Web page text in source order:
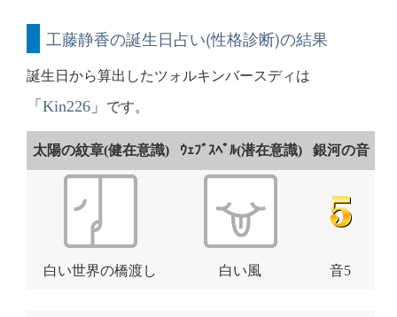
工藤静香の誕生日占い(性格診断)の結果
誕生日から算出したツォルキンバースディは
「 Kin226 」 です。
太陽の紋章(健在意識) ｳｪﾌﾞｽﾍﾟﾙ(潜在意識) 銀河の音
白い世界の橋渡し 白い風 音5